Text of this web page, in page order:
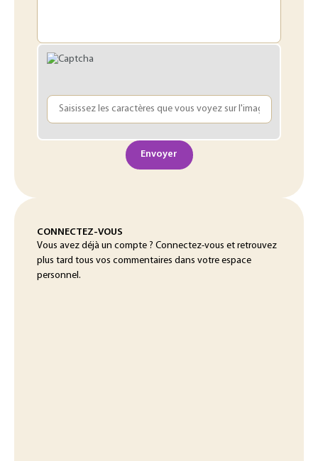
Envoyer
CONNECTEZ-VOUS
Vous avez déjà un compte ? Connectez-vous et retrouvez
plus tard tous vos commentaires dans votre espace
personnel.